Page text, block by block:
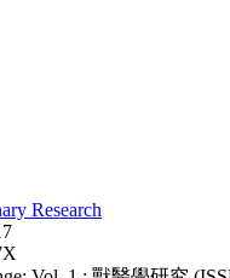
Research